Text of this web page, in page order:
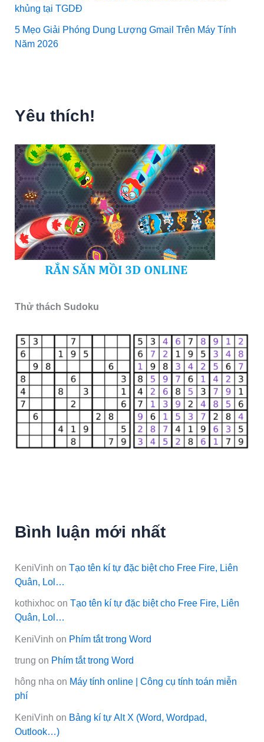
khủng tại TGDĐ
5 Mẹo Giải Phóng Dung Lượng Gmail Trên Máy Tính
Năm 2026
Yêu thích!
Thử thách Sudoku
Bình luận mới nhất
KeniVinh onTạo tên kí tự đặc biệt cho Free Fire, Liên
Quân, Lol…
kothixhoc onTạo tên kí tự đặc biệt cho Free Fire, Liên
Quân, Lol…
KeniVinh on Phím tắt trong Word
trung on Phím tắt trong Word
hông nha on Máy tính online | Công cụ tính toán miễn
phí
KeniVinh on Bảng kí tự Alt X (Word, Wordpad,
Outlook…)